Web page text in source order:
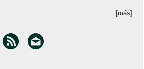
[más]